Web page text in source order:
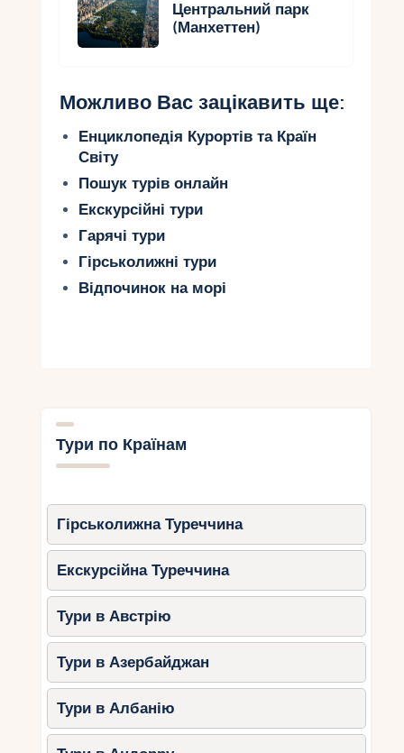
Центральний парк
(Манхеттен)
Можливо Вас зацікавить ще:
Енциклопедія Курортів та Країн
Світу
Пошук турів онлайн
Екскурсійні тури
Гарячі тури
Гірськолижні тури
Відпочинок на морі
Тури по Країнам
Гірськолижна Туреччина
Екскурсійна Туреччина
Тури в Австрію
Тури в Азербайджан
Тури в Албанію